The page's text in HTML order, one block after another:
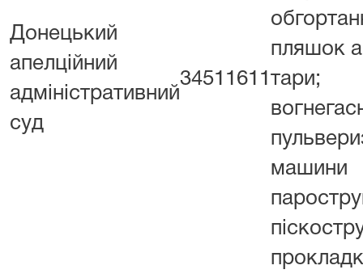
Донецький
апелційний
адміністративний
суд
34511611
пляшок
тари;
машини